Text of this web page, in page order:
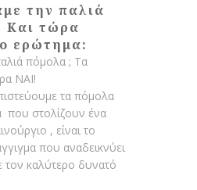
την παλιά
Και τώρα
ερώτημα:
πόμολα ; Τα
ΝΑΙ!
τα πόμολα
που στολίζουν ένα
, είναι το
που αναδεικνύει
τον καλύτερο δυνατό